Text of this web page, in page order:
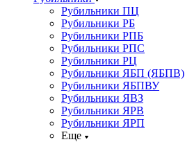
Рубильники ПЦ
Рубильники РБ
Рубильники РПБ
Рубильники РПС
Рубильники РЦ
Рубильники ЯБП (ЯБПВ)
Рубильники ЯБПВУ
Рубильники ЯВЗ
Рубильники ЯРВ
Рубильники ЯРП
Еще